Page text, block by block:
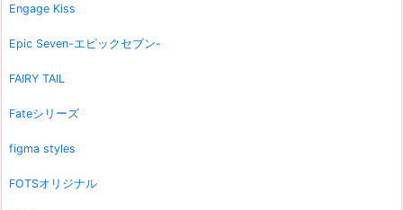
Engage Kiss
Epic Seven-エピックセブン-
FAIRY TAIL
Fateシリーズ
figma styles
FOTSオリジナル